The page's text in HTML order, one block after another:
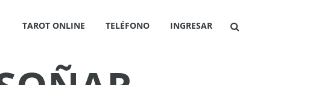
TAROT ONLINE TELÉFONO INGRESAR